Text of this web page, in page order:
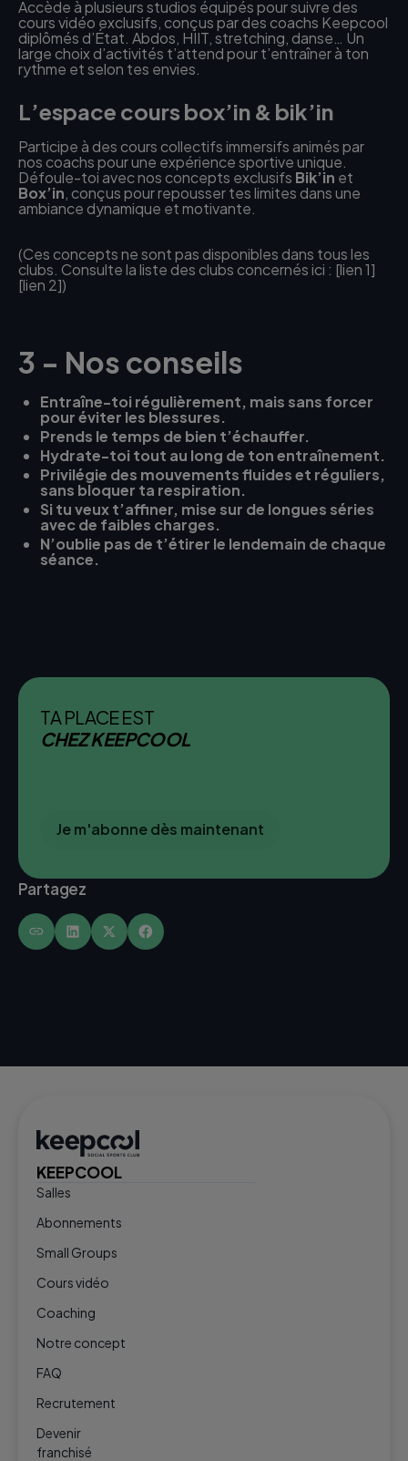
TA PLACE EST
CHEZ KEEPCOOL
Je m'abonne dès maintenant
Partagez
Accède à plusieurs studios équipés pour suivre des
cours vidéo exclusifs, conçus par des coachs Keepcool
diplômés d’État. Abdos, HIIT, stretching, danse… Un
large choix d’activités t’attend pour t’entraîner à ton
rythme et selon tes envies.
L’espace cours box’in & bik’in
Participe à des cours collectifs immersifs animés par
nos coachs pour une expérience sportive unique.
Défoule-toi avec nos concepts exclusifs Bik’in et
Box’in, conçus pour repousser tes limites dans une
ambiance dynamique et motivante.
(Ces concepts ne sont pas disponibles dans tous les
clubs. Consulte la liste des clubs concernés ici : [lien 1]
[lien 2])
3 - Nos conseils
Entraîne-toi régulièrement, mais sans forcer
pour éviter les blessures.
Prends le temps de bien t’échauffer.
Hydrate-toi tout au long de ton entraînement.
Privilégie des mouvements fluides et réguliers,
sans bloquer ta respiration.
Si tu veux t’affiner, mise sur de longues séries
avec de faibles charges.
N’oublie pas de t’étirer le lendemain de chaque
séance.
KEEPCOOL
Salles
Abonnements
Small Groups
Cours vidéo
Coaching
Notre concept
FAQ
Recrutement
Devenir
franchisé